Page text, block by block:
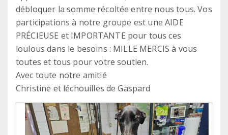
débloquer la somme récoltée entre nous tous. Vos
participations à notre groupe est une AIDE
PRÉCIEUSE et IMPORTANTE pour tous ces
loulous dans le besoins : MILLE MERCIS à vous
toutes et tous pour votre soutien.
Avec toute notre amitié
Christine et léchouilles de Gaspard